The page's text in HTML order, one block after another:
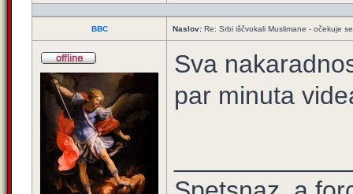
BBC Naslov: Re: Srbi iščvokali Muslimane - očekuje
Sva
par minuta